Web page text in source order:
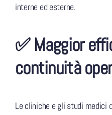
interne ed esterne.
✅ Maggior
continuità
Le cliniche e gli studi medici